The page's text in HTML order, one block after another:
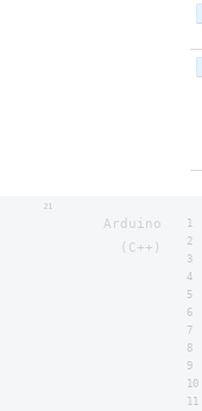
21
Arduino
(C++)
1
2
3
4
5
6
7
8
9
10
11